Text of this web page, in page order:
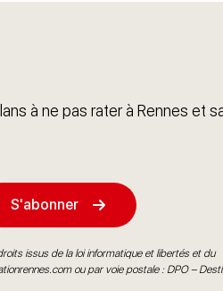
à ne pas rater à Rennes et
S'abonner
issus de la loi informatique et libertés et du
ou par voie postale : DPO –